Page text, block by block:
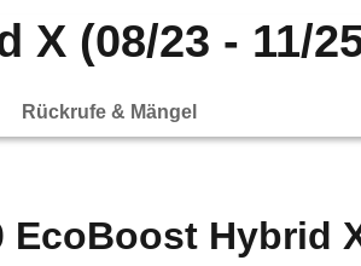
(08/23 - 11/
Rückrufe & Mängel
Hybrid